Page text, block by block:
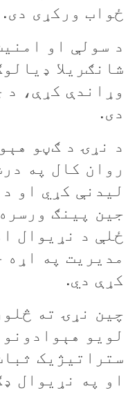
ځواب ورکړی دی.
د سولې او
شانګريلا
وړاندې کړې، د
دی.
د نړۍ د ګڼو
روان کال په
ليدنې کړي او
جين پينګ
ځلې د نړيوال
مديريت په اړه
کړې دي.
چين نړۍ ته
لويو
ستراتيژيک
او په نړيوال